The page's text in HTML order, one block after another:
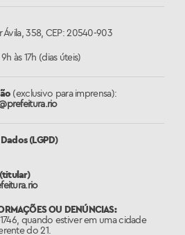
Ávila, 358, CEP: 20540-903
às 17h (dias úteis)
(exclusivo para imprensa):
(LGPD)
(titular)
OU DENÚNCIAS:
quando estiver em uma cidade
do 21.